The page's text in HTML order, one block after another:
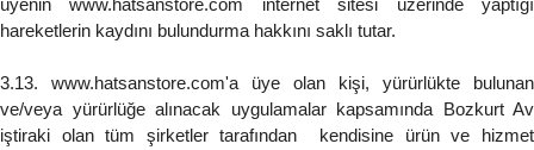
üyenin www.hatsanstore.com internet sitesi üzerinde yaptığı
hareketlerin kaydını bulundurma hakkını saklı tutar.
3.13. www.hatsanstore.com'a üye olan kişi, yürürlükte bulunan
ve/veya yürürlüğe alınacak uygulamalar kapsamında Bozkurt Av
iştiraki olan tüm şirketler tarafından kendisine ürün ve hizmet